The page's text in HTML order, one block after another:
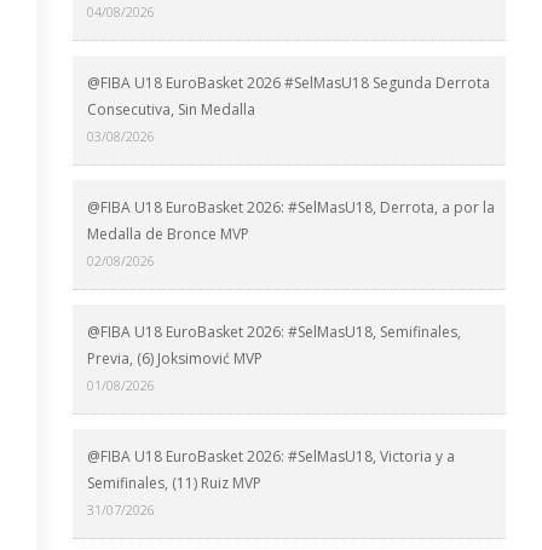
04/08/2026
@FIBA U18 EuroBasket 2026 #SelMasU18 Segunda Derrota
Consecutiva, Sin Medalla
03/08/2026
@FIBA U18 EuroBasket 2026: #SelMasU18, Derrota, a por la
Medalla de Bronce MVP
02/08/2026
@FIBA U18 EuroBasket 2026: #SelMasU18, Semifinales,
Previa, (6) Joksimović MVP
01/08/2026
@FIBA U18 EuroBasket 2026: #SelMasU18, Victoria y a
Semifinales, (11) Ruiz MVP
31/07/2026